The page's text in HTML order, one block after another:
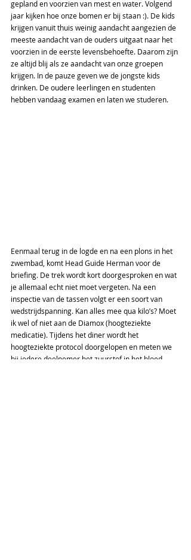
gepland en voorzien van mest en water. Volgend
jaar kijken hoe onze bomen er bij staan :). De kids
krijgen vanuit thuis weinig aandacht aangezien de
meeste aandacht van de ouders uitgaat naar het
voorzien in de eerste levensbehoefte. Daarom zijn
ze altijd blij als ze aandacht van onze groepen
krijgen. In de pauze geven we de jongste kids
drinken. De oudere leerlingen en studenten
hebben vandaag examen en laten we studeren.
Eenmaal terug in de logde en na een plons in het
zwembad, komt Head Guide Herman voor de
briefing. De trek wordt kort doorgesproken en wat
je allemaal echt niet moet vergeten. Na een
inspectie van de tassen volgt er een soort van
wedstrijdspanning. Kan alles mee qua kilo’s? Moet
ik wel of niet aan de Diamox (hoogteziekte
medicatie). Tijdens het diner wordt het
hoogteziekte protocol doorgelopen en meten we
bij iedere deelnemer het zuurstof in het bloed.